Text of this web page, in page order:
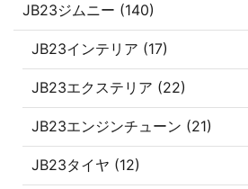
JB23ジムニー (140)
JB23インテリア (17)
JB23エクステリア (22)
JB23エンジンチューン (21)
JB23タイヤ (12)